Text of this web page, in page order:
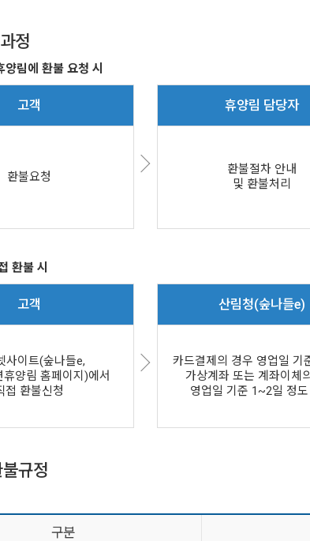
정
림에 환불 요청 시
고객
환불요청
휴양림 담당자
환불절차 안내
및 환불처리
환불 시
고객
사이트(숲나들e,
양림 홈페이지)에서
접 환불신청
산림청(숲나들e)
카드결제의 경우 영업일 기
가상계좌 또는 계좌이체
영업일 기준 1~2일 정
규정
구분